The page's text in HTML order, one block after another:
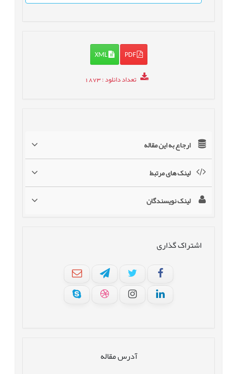
PDF
XML
تعداد دانلود: 1873
ارجاع به این مقاله
لینک های مرتبط
لینک نویسندگان
اشتراک گذاری
آدرس مقاله